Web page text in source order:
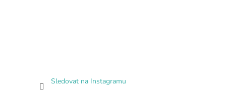
Sledovat na Instagramu